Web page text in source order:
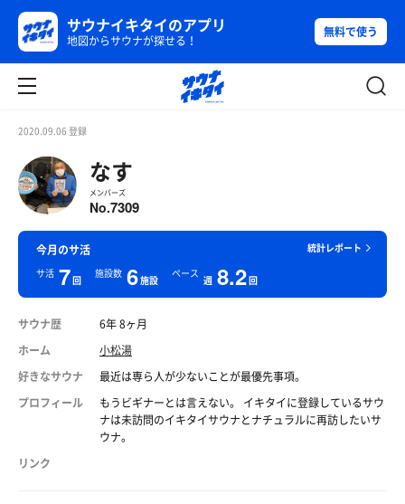
サウナイキタイのアプリ
地図からサウナが探せる！
無料で使う
2020.09.06 登録
なす
メンバーズ
No.7309
統計レポート
今月のサ活
サ活 7回
施設数 6施設
ペース
週 8.2回
サウナ歴
6年 8ヶ月
ホーム
小松湯
好きなサウナ
最近は専ら人が少ないことが最優先事項。
プロフィール
もうビギナーとは言えない。 イキタイに登録しているサウ
ナは未訪問のイキタイサウナとナチュラルに再訪したいサ
ウナ。
リンク